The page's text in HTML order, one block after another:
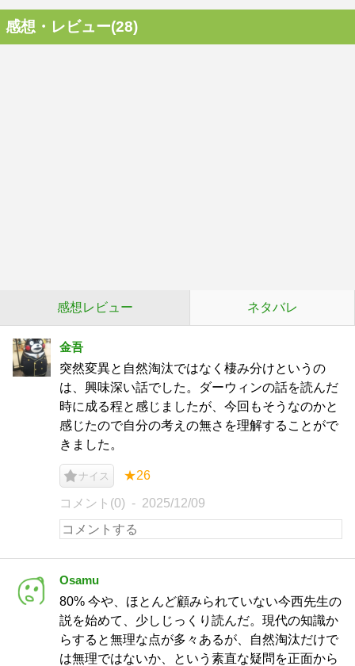
感想・レビュー(28)
感想レビュー ネタバレ
金吾
突然変異と自然淘汰ではなく棲み分けというの
は、興味深い話でした。ダーウィンの話を読んだ
時に成る程と感じましたが、今回もそうなのかと
感じたので自分の考えの無さを理解することがで
きました。
ナイス ★26
コメント(0) 2025/12/09
Osamu
80% 今や、ほとんど顧みられていない今西先生の
説を始めて、少しじっくり読んだ。現代の知識か
らすると無理な点が多々あるが、自然淘汰だけで
は無理ではないか、という素直な疑問を正面から